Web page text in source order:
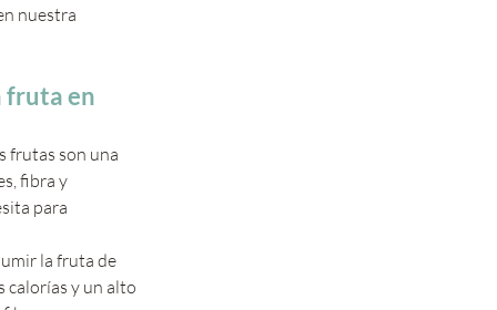
nuestra
fruta en
frutas son una
fibra y
para
la fruta de
calorías y un alto